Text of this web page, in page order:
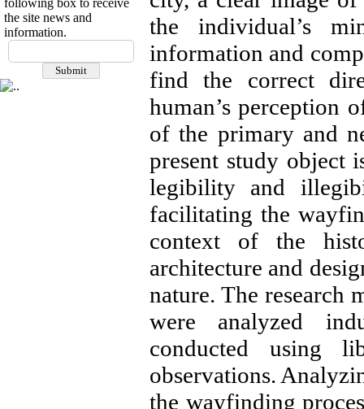
following box to receive
the site news and
information.
the individual’s
information and
find the correct
human’s perception
of the primary and
present study object
legibility and
facilitating the
context of the
architecture and
nature. The research
were analyzed
conducted using
observations.
the wayfinding